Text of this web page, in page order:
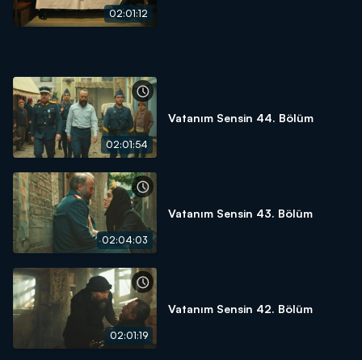
02:01:12
02:01:54
Vatanım Sensin 44. Bölüm
02:04:03
Vatanım Sensin 43. Bölüm
02:01:19
Vatanım Sensin 42. Bölüm